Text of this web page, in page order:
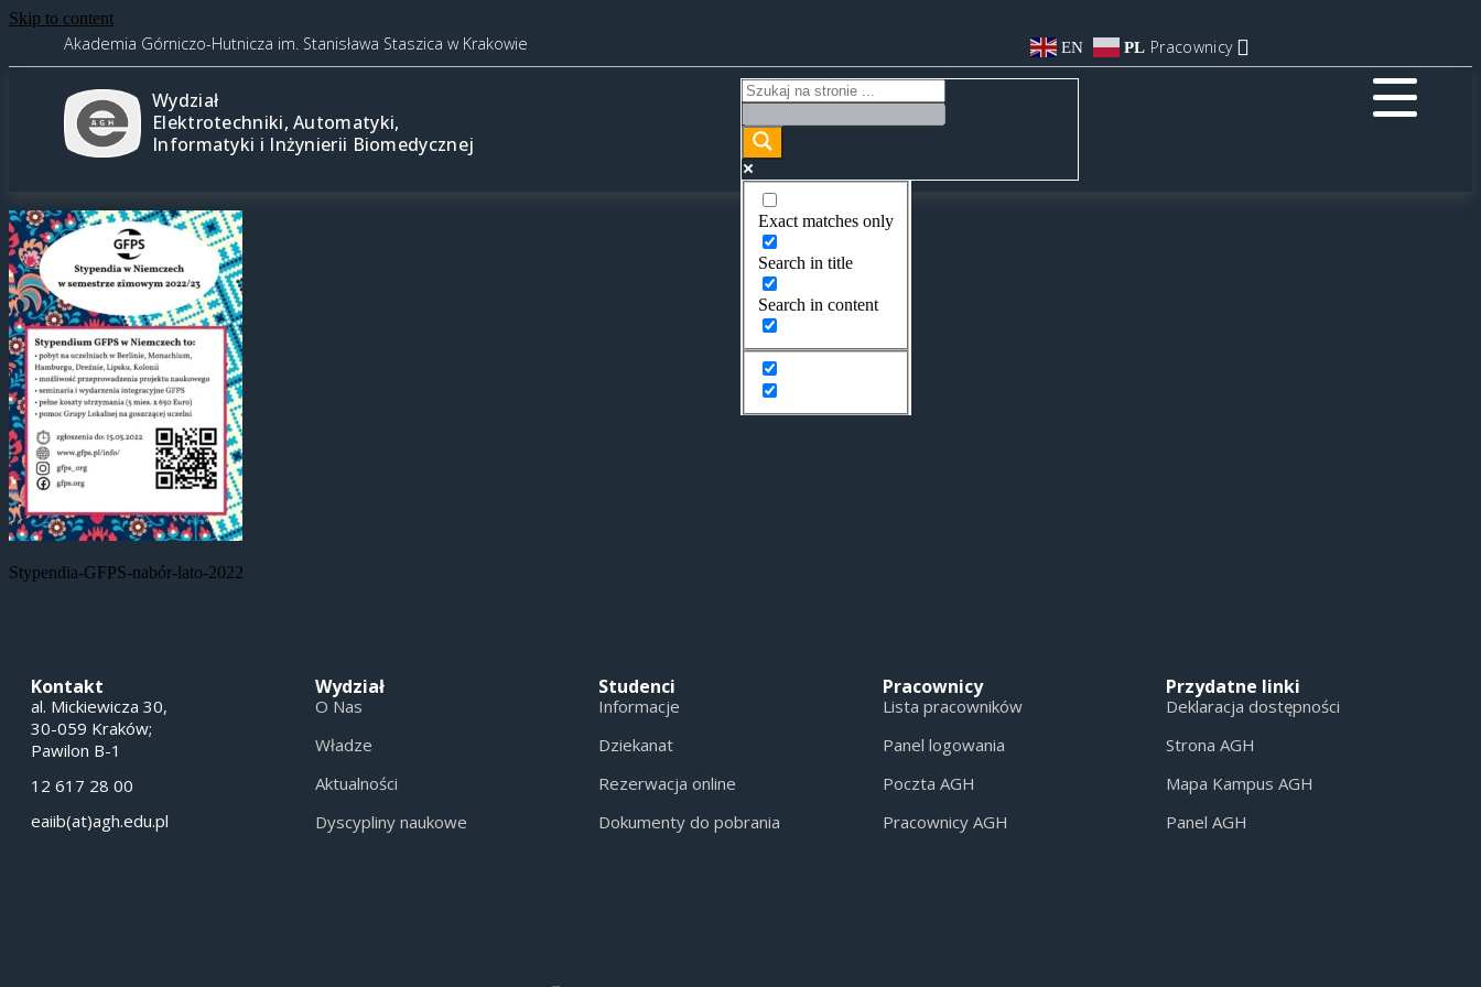
Skip to content
Akademia Górniczo-Hutnicza im. Stanisława Staszica w Krakowie EN PL Pracownicy
Wydział
Elektrotechniki, Automatyki,
Informatyki i Inżynierii Biomedycznej
Exact matches only
Search in title
Search in content
Stypendia-GFPS-nabór-lato-2022
Kontakt
al. Mickiewicza 30,
30-059 Kraków;
Pawilon B-1
12 617 28 00
eaiib(at)agh.edu.pl
Wydział
O Nas
Władze
Aktualności
Dyscypliny naukowe
Studenci
Informacje
Dziekanat
Rezerwacja online
Dokumenty do pobrania
Pracownicy
Lista pracowników
Panel logowania
Poczta AGH
Pracownicy AGH
Przydatne linki
Deklaracja dostępności
Strona AGH
Mapa Kampus AGH
Panel AGH